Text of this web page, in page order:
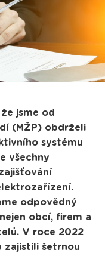
jsme od
(MŽP) obdrželi
systému
všechny
odpovědný
obcí, firem a
V roce 2022
zajistili šetrnou